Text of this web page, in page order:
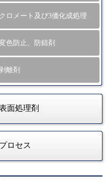
クロメート及び3価化成処理
色防止、防錆剤
離剤
面処理剤
プロセス